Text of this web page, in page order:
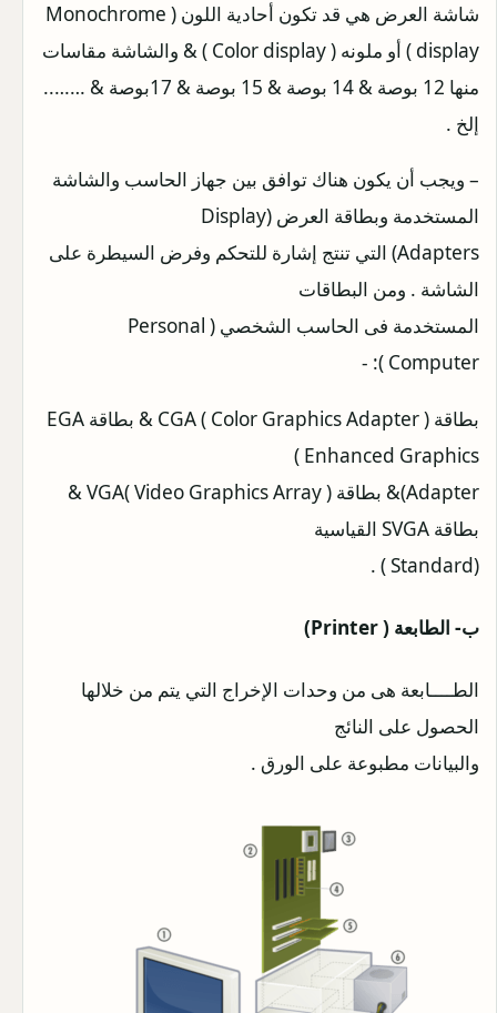
شاشة العرض هي قد تكون أحادية اللون ( Monochrome
display ) أو ملونه ( Color display ) & والشاشة مقاسات
منها 12 بوصة & 14 بوصة & 15 بوصة & 17بوصة & ……..
إلخ .
– ويجب أن يكون هناك توافق بين جهاز الحاسب والشاشة
المستخدمة وبطاقة العرض (Display
Adapters) التي تنتج إشارة للتحكم وفرض السيطرة على
الشاشة . ومن البطاقات
المستخدمة فى الحاسب الشخصي ( Personal
Computer ): -
بطاقة CGA ( Color Graphics Adapter ) & بطاقة EGA
( Enhanced Graphics
Adapter)& بطاقة VGA( Video Graphics Array ) &
بطاقة SVGA القياسية
(Standard ) .
ب- الطابعة ( Printer)
الطــــابعة هى من وحدات الإخراج التي يتم من خلالها
الحصول على النائج
والبيانات مطبوعة على الورق .